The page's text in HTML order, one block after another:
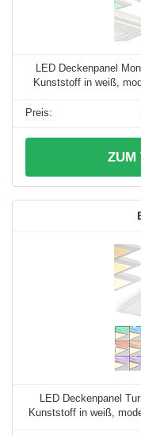
LED Deckenpanel
Kunststoff in weiß,
ZUM
LED Deckenpanel
Kunststoff in weiß,